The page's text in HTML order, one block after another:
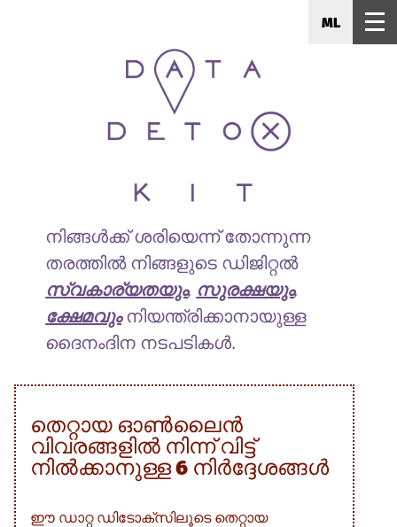
ML
നിങ്ങൾക്ക് ശരിയെന്ന് തോന്നുന്ന
തരത്തിൽ നിങ്ങളുടെ ഡിജിറ്റൽ
സ്വകാര്യതയും, സുരക്ഷയും,
ക്ഷേമവുംനിയന്ത്രിക്കാനായുള്ള
ദൈനംദിന നടപടികൾ.
തെറ്റായ ഓൺലൈൻ
വിവരങ്ങളിൽ നിന്ന് വിട്ട്
നിൽക്കാനുള്ള 6 നിർദ്ദേശങ്ങൾ
ഈ ഡാറ്റ ഡിടോക്സിലൂടെ തെറ്റായ